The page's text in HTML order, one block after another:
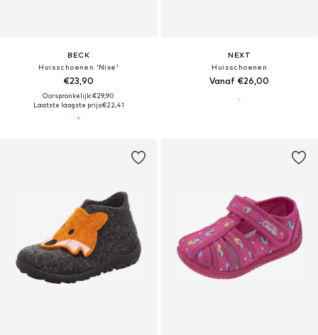
BECK
Huisschoenen 'Nixe'
€23,90
Oorspronkelijk: €29,90
Laatste laagste prijs:€22,41
NEXT
Huisschoenen
Vanaf €26,00